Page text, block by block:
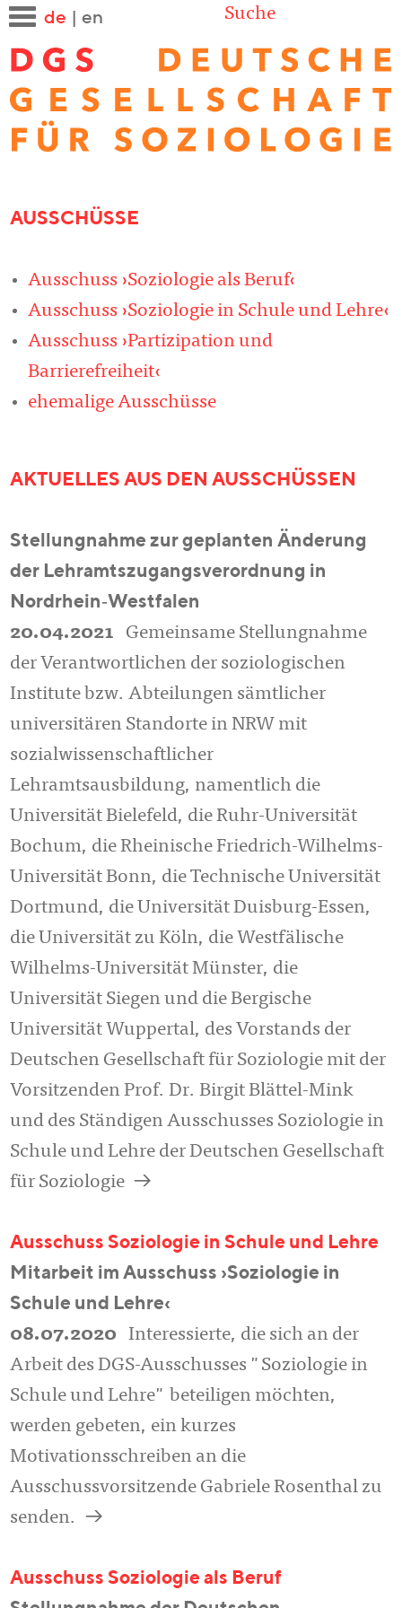
de en Suche
AUSSCHÜSSE
Ausschuss ›Soziologie als Beruf‹
Ausschuss ›Soziologie in Schule und Lehre‹
Ausschuss ›Partizipation und
Barrierefreiheit‹
ehemalige Ausschüsse
AKTUELLES AUS DEN AUSSCHÜSSEN
Stellungnahme zur geplanten Änderung
der Lehramtszugangsverordnung in
Nordrhein‐Westfalen
20.04.2021
Gemeinsame Stellungnahme
der Verantwortlichen der soziologischen
Institute bzw. Abteilungen sämtlicher
universitären Standorte in NRW mit
sozialwissenschaftlicher
Lehramtsausbildung, namentlich die
Universität Bielefeld, die Ruhr-Universität
Bochum, die Rheinische Friedrich-Wilhelms-
Universität Bonn, die Technische Universität
Dortmund, die Universität Duisburg-Essen,
die Universität zu Köln, die Westfälische
Wilhelms-Universität Münster, die
Universität Siegen und die Bergische
Universität Wuppertal, des Vorstands der
Deutschen Gesellschaft für Soziologie mit der
Vorsitzenden Prof. Dr. Birgit Blättel-Mink
und des Ständigen Ausschusses Soziologie in
Schule und Lehre der Deutschen Gesellschaft
für Soziologie a
Ausschuss Soziologie in Schule und Lehre
Mitarbeit im Ausschuss ›Soziologie in
Schule und Lehre‹
08.07.2020
Interessierte, die sich an der
Arbeit des DGS-Ausschusses "Soziologie in
Schule und Lehre" beteiligen möchten,
werden gebeten, ein kurzes
Motivationsschreiben an die
Ausschussvorsitzende Gabriele Rosenthal zu
senden.
a
Ausschuss Soziologie als Beruf